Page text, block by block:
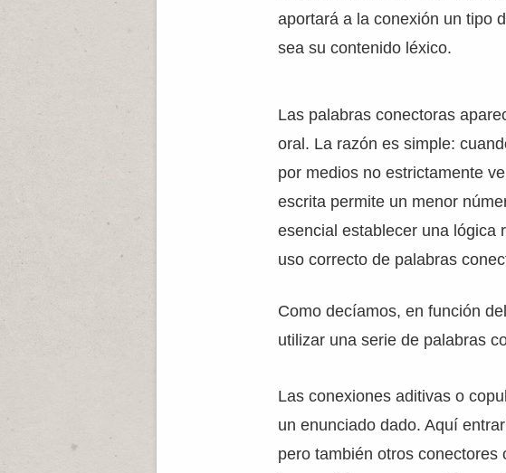
aportará a la conexión un tipo
sea su contenido léxico.
Las palabras conectoras
oral. La razón es simple:
por medios no estrictamente
escrita permite un menor
esencial establecer una lógica
uso correcto de palabras
Como decíamos, en función
utilizar una serie de palabras
Las conexiones aditivas o
un enunciado dado. Aquí
pero también otros